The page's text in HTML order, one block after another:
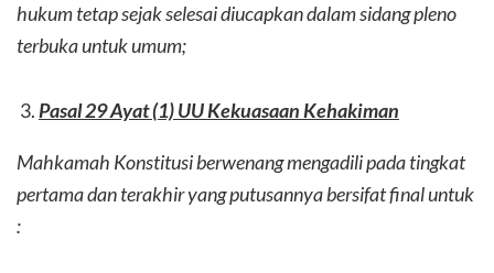
hukum tetap sejak selesai diucapkan dalam sidang pleno
terbuka untuk umum;
Pasal 29 Ayat (1) UU Kekuasaan Kehakiman
Mahkamah Konstitusi berwenang mengadili pada tingkat
pertama dan terakhir yang putusannya bersifat final untuk
: